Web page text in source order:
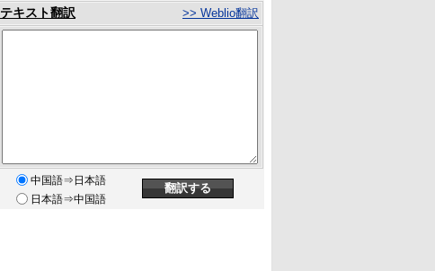
テキスト翻訳 >> Weblio翻訳
中国語⇒日本語
日本語⇒中国語